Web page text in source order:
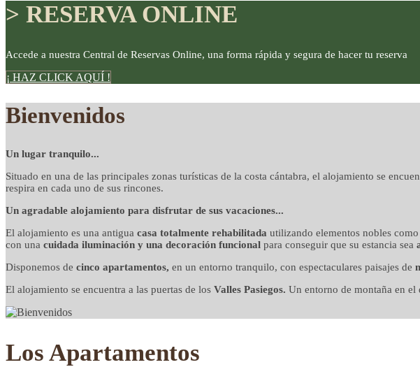
DISFRUTE
detalles cuidados con mimo
> RESERVA ONLINE
Accede a nuestra Central de Reservas Online, una forma rápida y segura de hacer tu reserva
¡ HAZ CLICK AQUÍ !
Bienvenidos
Un lugar tranquilo...
Situado en una de las principales zonas turísticas de la costa cántabra, el alojamiento se
respira en cada uno de sus rincones.
Un agradable alojamiento para disfrutar de sus vacaciones...
El alojamiento es una antigua casa totalmente rehabilitada utilizando elementos nobles como
con una cuidada iluminación y una decoración funcional para conseguir que su estancia sea
Disponemos de cinco apartamentos, en un entorno tranquilo, con espectaculares paisajes de
El alojamiento se encuentra a las puertas de los Valles Pasiegos. Un entorno de montaña en el
Los Apartamentos